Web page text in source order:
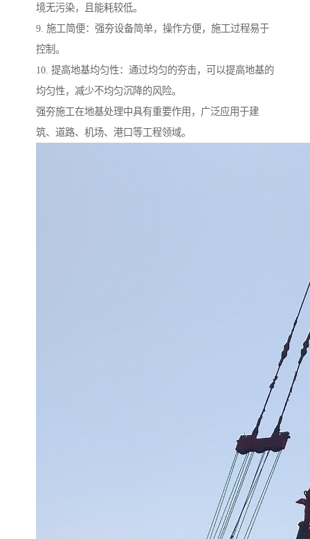
境无污染，且能耗较低。
9. 施工简便：强夯设备简单，操作方便，施工过程易于
控制。
10. 提高地基均匀性：通过均匀的夯击，可以提高地基的
均匀性，减少不均匀沉降的风险。
强夯施工在地基处理中具有重要作用，广泛应用于建
筑、道路、机场、港口等工程领域。